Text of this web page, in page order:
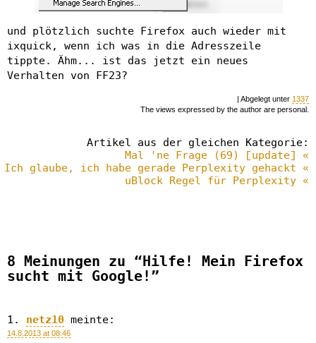
und plötzlich suchte Firefox auch wieder mit
ixquick, wenn ich was in die Adresszeile
tippte. Ähm... ist das jetzt ein neues
Verhalten von FF23?
| Abgelegt unter 1337
The views expressed by the author are personal.
Artikel aus der gleichen Kategorie:
Mal 'ne Frage (69) [update] «
Ich glaube, ich habe gerade Perplexity gehackt «
uBlock Regel für Perplexity «
8 Meinungen zu “Hilfe! Mein Firefox
sucht mit Google!”
netz10 meinte:
14.8.2013 at 08:46